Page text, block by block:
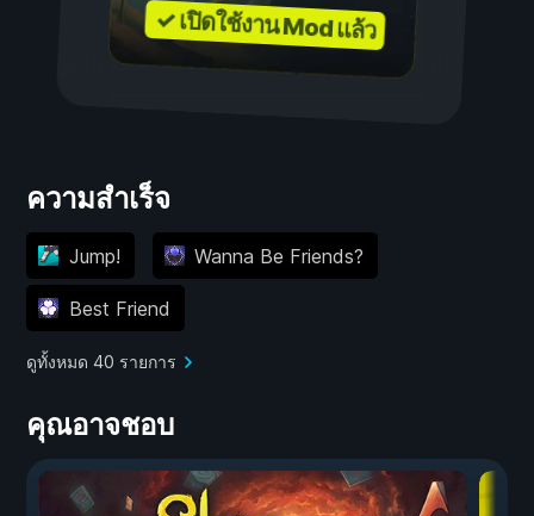
✓ เปิดใช้งาน Mod แล้ว
ความสำเร็จ
Jump! Wanna Be Friends?
Best Friend
ดูทั้งหมด 40 รายการ
คุณอาจชอบ